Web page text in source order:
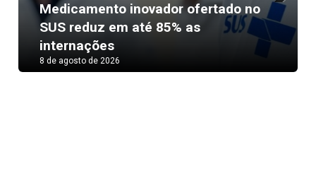
Medicamento inovador ofertado no
SUS reduz em até 85% as
internações
8 de agosto de 2026
Next